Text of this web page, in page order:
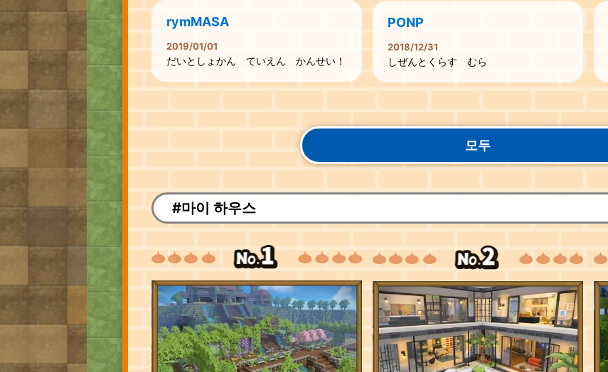
rymMASA
2019/01/01
だいとしょかん ていえん かんせい！
PONP
2018/12/31
しぜんとくらす むら
모두
#마이 하우스